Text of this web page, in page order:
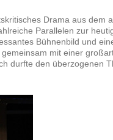
Drama aus dem
Parallelen zur
Bühnenbild und
mit einer
durfte den überzogenen